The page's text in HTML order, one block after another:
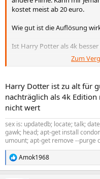
kostet meist ab 20 euro.
Wie gut ist die Auflösung
Ist Harry Potter als 4k besser
Merkt man den unterschied
Zum
Harry Dotter ist zu alt für
nachträglich als 4k
nicht wert
sex is: updatedb; locate; talk;
gawk; head; apt-get install
umount; apt-get remove --purge
R
e
Amok1968